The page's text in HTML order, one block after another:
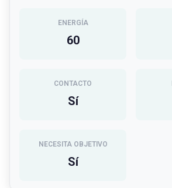
ENERGÍA
60
CONTACTO
Sí
NECESITA OBJETIVO
Sí